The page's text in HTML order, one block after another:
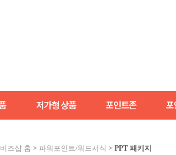
비즈샵 홈 > 파워포인트/워드서식 > PPT 패키지